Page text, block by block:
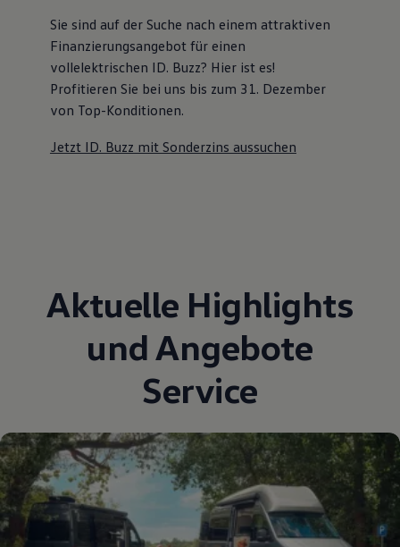
Sie sind auf der Suche nach einem attraktiven
Finanzierungsangebotfür einen
vollelektrischen ID. Buzz? Hier ist es!
Profitieren Sie bei uns bis zum 31. Dezember
von Top-Konditionen.
Jetzt ID. Buzz mit Sonderzins aussuchen
Aktuelle Highlights
und Angebote
Service